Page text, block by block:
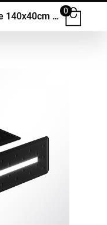
QP Flat Single Akustikpaneele 140x40cm 4000K LED 28 Watt Licht und Abhängeset
0